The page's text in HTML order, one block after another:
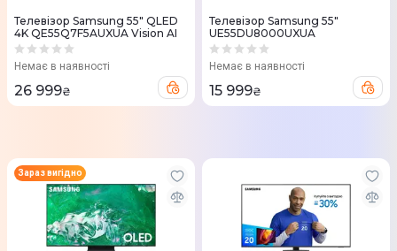
Телевізор Samsung 55" QLED
4K QE55Q7F5AUXUA Vision AI
Немає в наявності
26 999₴
Телевізор Samsung 55"
UE55DU8000UXUA
Немає в наявності
15 999₴
Зараз вигідно